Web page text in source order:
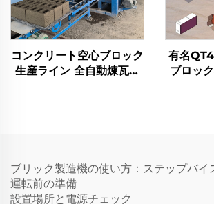
コンクリート空心ブロック
生産ライン 全自動煉瓦製
有名
ブロッ
ブリック製造機の使い方：ステップバイ
運転前の準備
設置場所と電源チェック